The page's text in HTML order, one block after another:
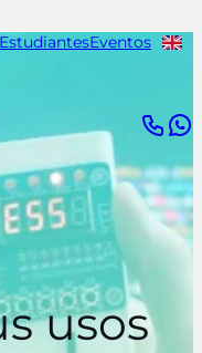
EstudiantesEventos
usos